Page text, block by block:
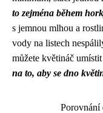
to zejména během
s jemnou mlhou a
vody na listech
můžete květináč
na to, aby se dno
Porovnání